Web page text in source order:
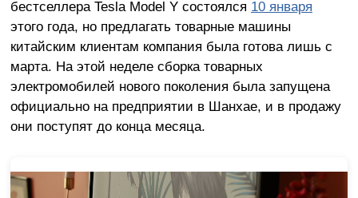
бестселлера Tesla Model Y состоялся 10 января
этого года, но предлагать товарные машины
китайским клиентам компания была готова лишь с
марта. На этой неделе сборка товарных
электромобилей нового поколения была запущена
официально на предприятии в Шанхае, и в продажу
они поступят до конца месяца.